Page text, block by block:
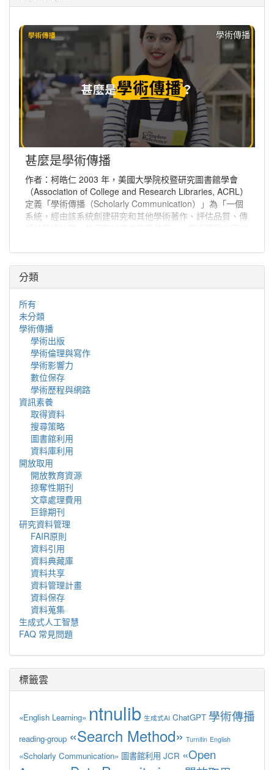
學術傳播
甚麼是學術傳播
作者：柯皓仁 2003 年，美國大學院校暨研究圖書館學會
（Association of College and Research Libraries, ACRL）
定義「學術傳播（Scholarly Communication）」為「一個
系統，經由該系統創建研究和其他學術著作、評估品質、傳
或更多人能取得的程序。
分類
所有
未分類
學術傳播
學術出版
學術倫理與寫作
學術影響力
數位保存
學術歷程與網路
資訊素養
取得資料
搜尋策略
圖書館利用
資料庫利用
開放取用
開放教育資源
掠奪性期刊
文章處理費用
巨錄期刊
研究資料管理
FAIR原則
資料引用
資料典藏庫
資料共享
資料管理計畫
資料保存
資料蒐集
生成式人工智慧
FAQ 常見問題
標籤雲
«English Learning» ntnulib 生成式AI ChatGPT 學術傳播
reading-group «Search Method» Turnitin English
«Scholarly Communication» 圖書館利用 JCR «Open